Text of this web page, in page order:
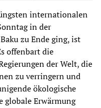
internationalen
in der
zu Ende ging, ist
offenbart die
der Welt, die
zu verringern und
ökologische
globale Erwärmung